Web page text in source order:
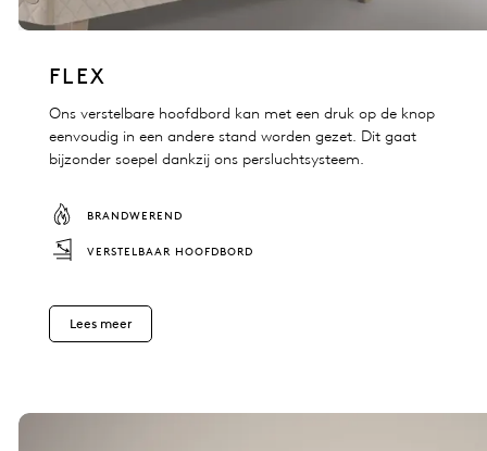
FLEX
Ons verstelbare hoofdbord kan met een druk op de knop
eenvoudig in een andere stand worden gezet. Dit gaat
bijzonder soepel dankzij ons persluchtsysteem.
BRANDWEREND
VERSTELBAAR HOOFDBORD
Lees meer